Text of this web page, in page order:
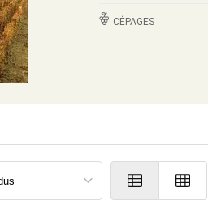
CÉPAGES